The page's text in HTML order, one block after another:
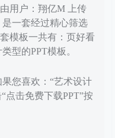
用户：翔亿M 上传
是一套经过精心筛选
模板一共有：页好看
型的PPT模板。
您喜欢：“艺术设计
点击免费下载PPT”按